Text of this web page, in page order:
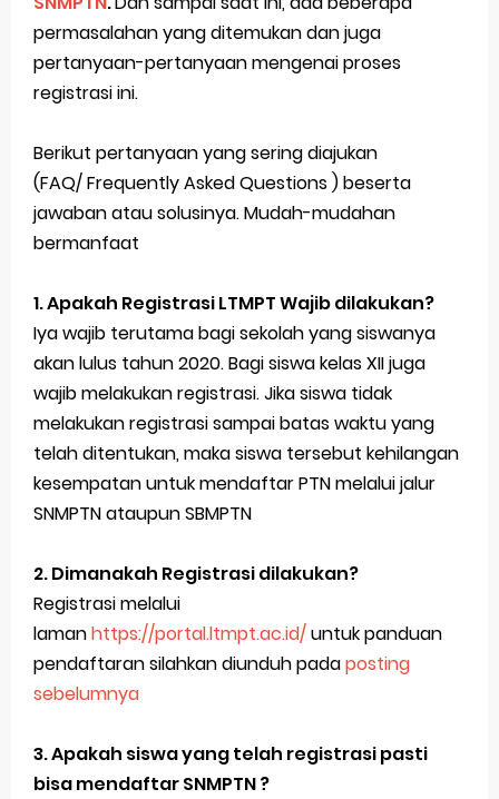
Cara Cek Pengumuman Hasil SNMPTN 2022
Pendaftaran SNMPTN Telah Dibuka
Informasi SNPMB tahun 2025, apa saja yang baru?
Konferensi pers peluncuran Seleksi Nasional Penerimaan Mahasiswa Baru (SNPMB) 2025
permasalahan yang ditemukan dan juga
pertanyaan-pertanyaan mengenai proses
registrasi ini.
Berikut pertanyaan yang sering diajukan
(FAQ/ Frequently Asked Questions ) beserta
jawaban atau solusinya. Mudah-mudahan
bermanfaat
1. Apakah Registrasi LTMPT Wajib dilakukan?
Iya wajib terutama bagi sekolah yang siswanya
akan lulus tahun 2020. Bagi siswa kelas XII juga
wajib melakukan registrasi. Jika siswa tidak
melakukan registrasi sampai batas waktu yang
telah ditentukan, maka siswa tersebut kehilangan
kesempatan untuk mendaftar PTN melalui jalur
SNMPTN ataupun SBMPTN
2. Dimanakah Registrasi dilakukan?
Registrasi melalui
lamanhttps://portal.ltmpt.ac.id/untuk panduan
pendaftaran silahkan diunduh padaposting
sebelumnya
3. Apakah siswa yang telah registrasi pasti
bisa mendaftar SNMPTN ?